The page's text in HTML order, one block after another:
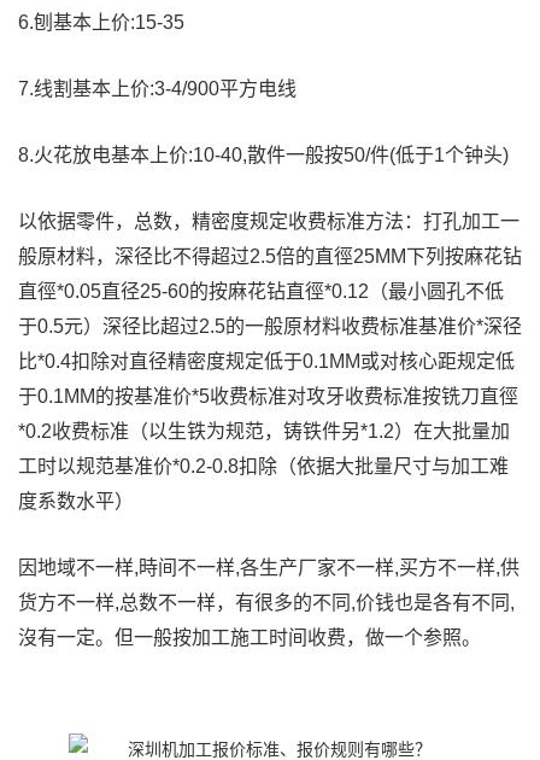
6.刨基本上价:15-35
7.线割基本上价:3-4/900平方电线
8.火花放电基本上价:10-40,散件一般按50/件(低于1个钟头)
以依据零件，总数，精密度规定收费标准方法：打孔加工一
般原材料，深径比不得超过2.5倍的直徑25MM下列按麻花钻
直徑*0.05直径25-60的按麻花钻直徑*0.12（最小圆孔不低
于0.5元）深径比超过2.5的一般原材料收费标准基准价*深径
比*0.4扣除对直径精密度规定低于0.1MM或对核心距规定低
于0.1MM的按基准价*5收费标准对攻牙收费标准按铣刀直徑
*0.2收费标准（以生铁为规范，铸铁件另*1.2）在大批量加
工时以规范基准价*0.2-0.8扣除（依据大批量尺寸与加工难
度系数水平）
因地域不一样,時间不一样,各生产厂家不一样,买方不一样,供
货方不一样,总数不一样，有很多的不同,价钱也是各有不同,
沒有一定。但一般按加工施工时间收费，做一个参照。